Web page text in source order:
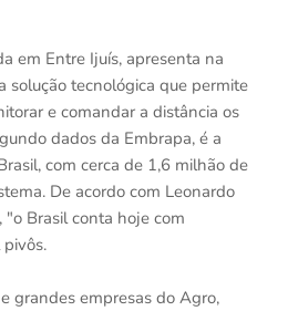
em Entre Ijuís, apresenta na
solução tecnológica que permite
e comandar a distância os
dados da Embrapa, é a
com cerca de 1,6 milhão de
De acordo com Leonardo
"o Brasil conta hoje com
grandes empresas do Agro,